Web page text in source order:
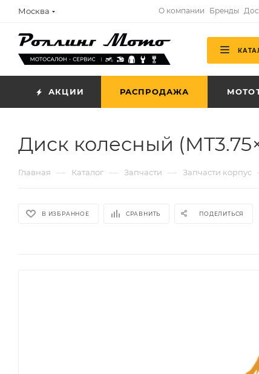
Москва О компании Бренды
АКЦИИ РАСПРОДАЖА
Диск колесный
Главная — Каталог — Запчасти — Запчасти корпус
В ИЗБРАННОЕ СРАВНИТЬ ПОДЕЛИТЬСЯ